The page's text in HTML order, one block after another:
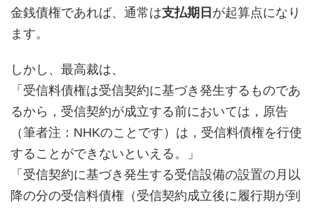
金銭債権であれば、通常は支払期日 が起算点になり
ます。
しかし、最高裁は、
「受信料債権は受信契約に基づき発生するものであ
るから，受信契約が成立する前においては，原告
（筆者注：NHKのことです）は，受信料債権を行使
することができないといえる。」
「受信契約に基づき発生する受信設備の設置の月以
降の分の受信料債権（受信契約成立後に履行期が到